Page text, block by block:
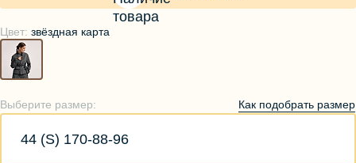
Цвет: звёздная карта
Выберите размер: Как подобрать размер
44 (S) 170-88-96